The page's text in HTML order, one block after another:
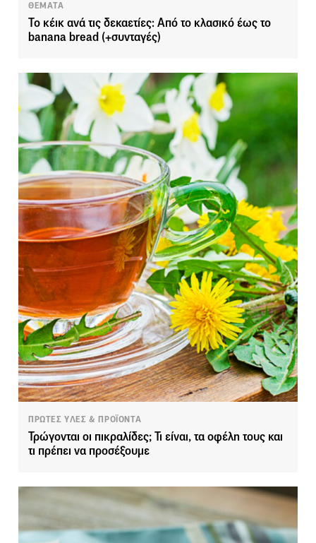
ΘΕΜΑΤΑ
Το κέικ ανά τις δεκαετίες: Από το κλασικό έως το
banana bread (+συνταγές)
ΠΡΩΤΕΣ ΥΛΕΣ & ΠΡΟΪΟΝΤΑ
Τρώγονται οι πικραλίδες; Τι είναι, τα οφέλη τους και
τι πρέπει να προσέξουμε